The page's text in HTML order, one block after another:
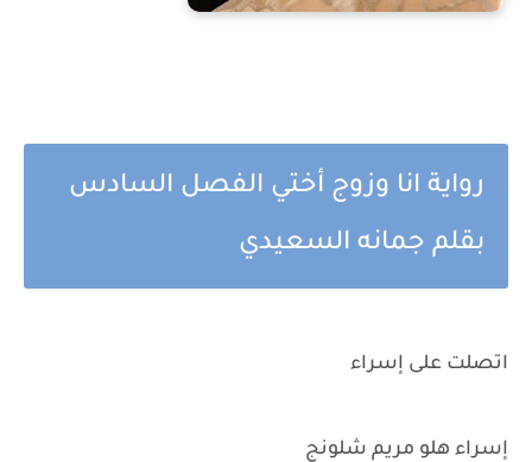
رواية انا وزوج أختي الفصل السادس
بقلم جمانه السعيدي
اتصلت على إسراء
إسراء هلو مريم شلونج